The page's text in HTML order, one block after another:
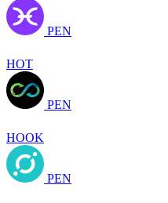
PEN
HOT
PEN
HOOK
PEN